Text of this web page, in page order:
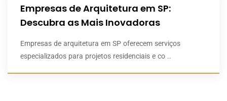
Empresas de Arquitetura em SP:
Descubra as Mais Inovadoras
Empresas de arquitetura em SP oferecem serviços
especializados para projetos residenciais e co ..